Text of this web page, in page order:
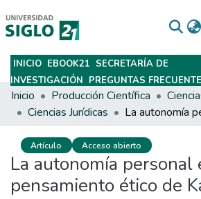
Subir
INICIO EBOOK21 SECRETARÍA DE
INVESTIGACIÓN PREGUNTAS
Inicio Producción Científica
Ciencias Jurídicas
Artículo Acceso abierto
La autonomía personal
pensamiento ético de